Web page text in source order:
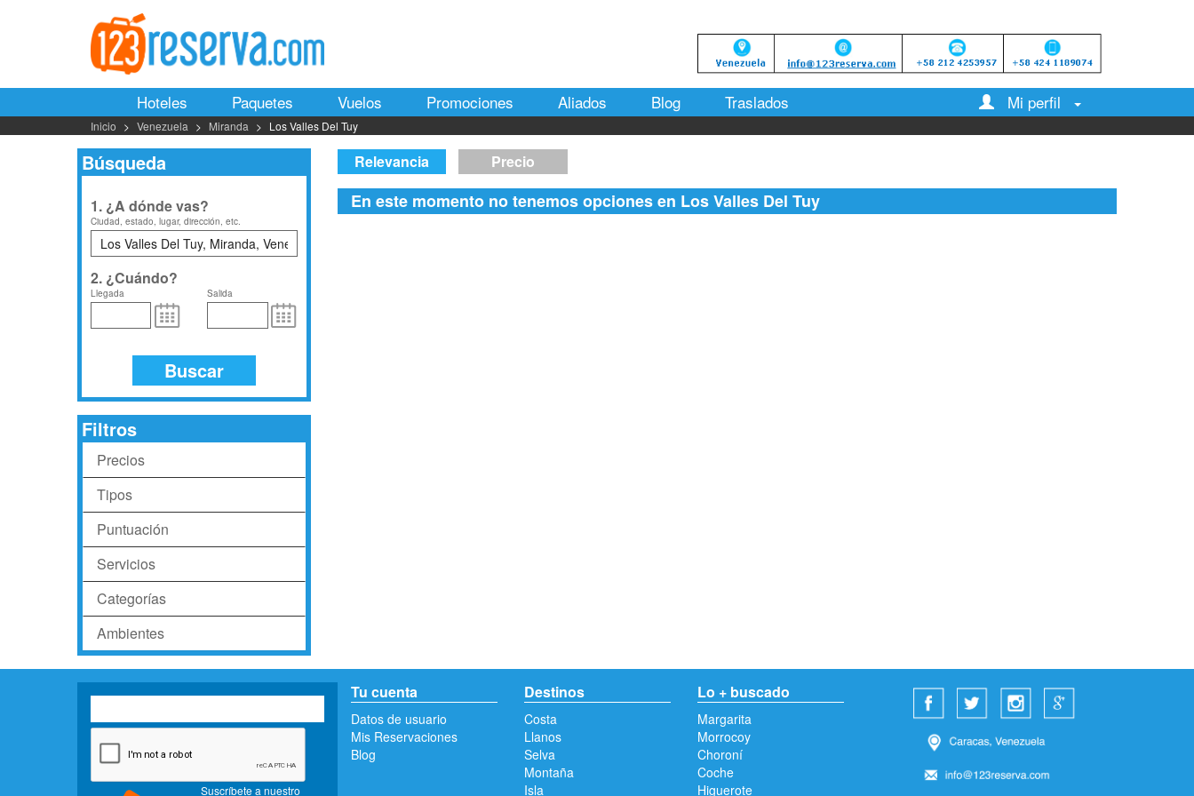
Hoteles Paquetes Vuelos Promociones Aliados Blog Traslados Mi perfil
Inicio Venezuela Miranda Los Valles Del Tuy
Búsqueda
1. ¿A dónde vas?
Ciudad, estado, lugar, dirección, etc.
2. ¿Cuándo?
Llegada Salida
Buscar
Filtros
Precios
Tipos
Puntuación
Servicios
Categorías
Ambientes
Relevancia Precio
En este momento no tenemosopciones en Los Valles Del Tuy
Suscríbete a nuestro
Tu cuenta
Datos de usuario
Mis Reservaciones
Blog
Destinos
Costa
Llanos
Selva
Montaña
Isla
Lo + buscado
Margarita
Morrocoy
Choroní
Coche
Higuerote